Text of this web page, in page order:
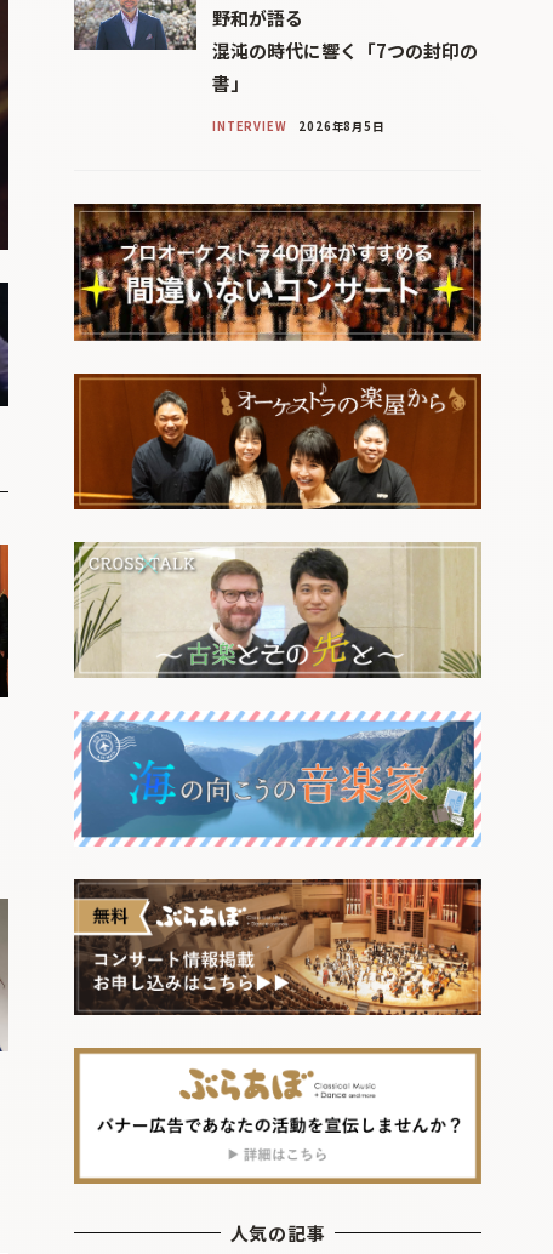
野和が語る
混沌の時代に響く「7つの封印の
書」
INTERVIEW 2026年8月5日
人気の記事